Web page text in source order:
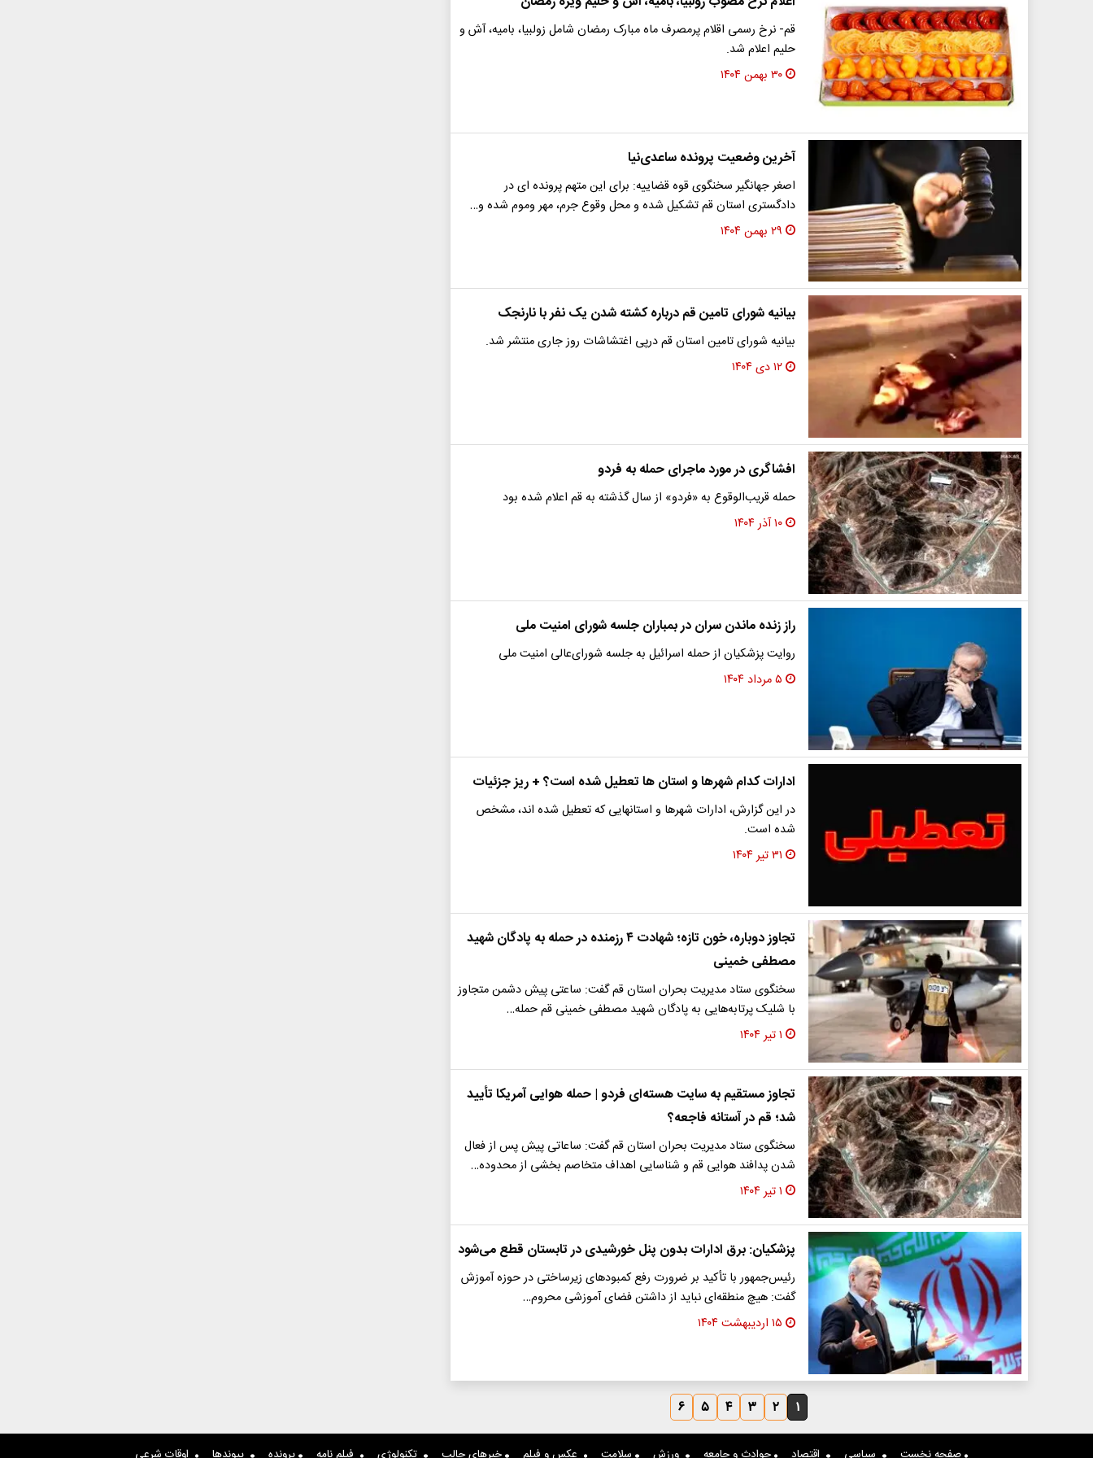
قم- نرخ رسمی اقلام پرمصرف ماه مبارک رمضان شامل زولبیا، بامیه، آش و
حلیم اعلام شد.
۳۰ بهمن ۱۴۰۴
آخرین وضعیت پرونده ساعدی‌نیا
اصغر جهانگیر سخنگوی قوه قضاییه: برای این متهم پرونده ای در
دادگستری استان قم تشکیل شده و محل وقوع جرم، مهر وموم شده و…
۲۹ بهمن ۱۴۰۴
بیانیه شورای تامین قم درباره کشته شدن یک نفر با نارنجک
بیانیه شورای تامین استان قم درپی اغتشاشات روز جاری منتشر شد.
۱۲ دی ۱۴۰۴
افشاگری در مورد ماجرای حمله به فردو
حمله قریب‌الوقوع به «فردو» از سال گذشته به قم اعلام شده بود
۱۰ آذر ۱۴۰۴
راز زنده ماندن سران در بمباران جلسه شورای امنیت ملی
روایت پزشکیان از حمله اسرائیل به جلسه شورای‌عالی امنیت ملی
۵ مرداد ۱۴۰۴
ادارات کدام شهرها و استان ها تعطیل شده است؟ + ریز جزئیات
در این گزارش، ادارات شهرها و استانهایی که تعطیل شده اند، مشخص
شده است.
۳۱ تیر ۱۴۰۴
تجاوز دوباره، خون تازه؛ شهادت ۴ رزمنده در حمله به پادگان شهید
مصطفی خمینی
سخنگوی ستاد مدیریت بحران استان قم گفت: ساعتی پیش دشمن متجاوز
با شلیک پرتابه‌هایی به پادگان شهید مصطفی خمینی قم حمله…
۱ تیر ۱۴۰۴
تجاوز مستقیم به سایت هسته‌ای فردو | حمله هوایی آمریکا تأیید
شد؛ قم در آستانه فاجعه؟
سخنگوی ستاد مدیریت بحران استان قم گفت: ساعاتی پیش پس از فعال
شدن پدافند هوایی قم و شناسایی اهداف متخاصم بخشی از محدوده…
۱ تیر ۱۴۰۴
پزشکیان: برق ادارات بدون پنل خورشیدی در تابستان قطع می‌شود
رئیس‌جمهور با تأکید بر ضرورت رفع کمبودهای زیرساختی در حوزه آموزش
گفت: هیچ منطقه‌ای نباید از داشتن فضای آموزشی محروم…
۱۵ اردیبهشت ۱۴۰۴
۱ ۲ ۳ ۴ ۵ ۶